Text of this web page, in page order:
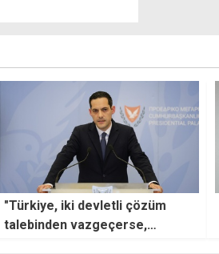
"Türkiye, iki devletli çözüm
talebinden vazgeçerse,